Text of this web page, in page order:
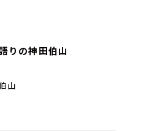
りの神田伯山
山